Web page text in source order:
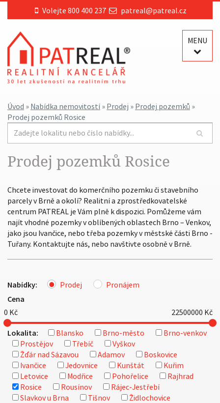
Volejte 800 400 237 patreal@patreal.cz
MENU
Úvod » Nabídka nemovitostí » Prodej » Prodej pozemků »
Prodej pozemků Rosice
Prodej pozemků Rosice
Chcete investovat do komerčního pozemku či stavebního
parcely v Brně a okolí? Realitní a zprostředkovatelské
centrum PATREAL je Vám plně k dispozici. Pomůžeme vám
najít vhodné pozemky v oblíbených oblastech Brno – Venkov,
jako jsou Ivančice, nebo třeba pozemky v městské části Brno -
Tuřany. Kontaktujte nás, nebo navštivte osobně v Brně.
Nabídky: Prodej
Pronájem
Cena
0 Kč 22500000 Kč
Lokalita: Blansko Brno-město
Brno-venkov
Prostějov
Třebíč
Vyškov
Žďár nad Sázavou
Adamov
Boskovice
Ivančice
Jedovnice Kunštát
Kuřim
Letovice
Modřice Pohořelice
Rajhrad
Rosice
Rousínov
Rájec-Jestřebí
Slavkov u Brna
Tišnov Židlochovice